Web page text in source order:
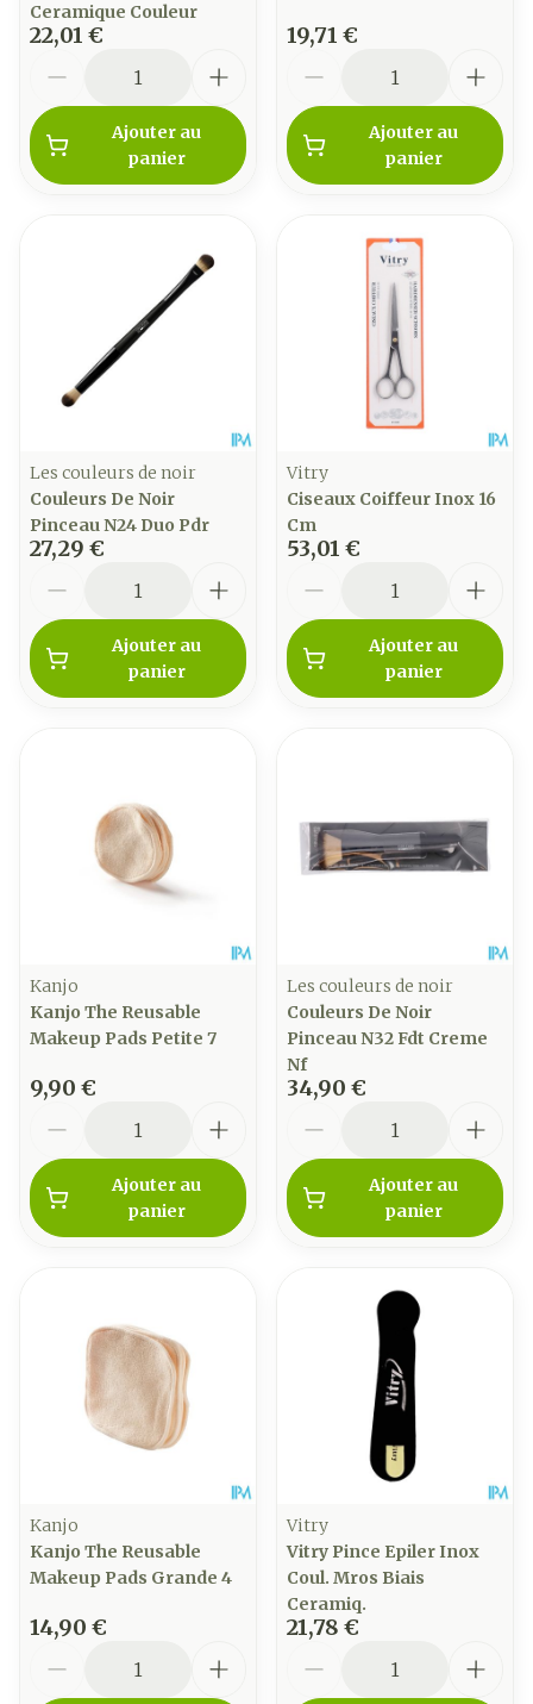
Ceramique Couleur
22,01 €
Ajouter au
panier
19,71 €
Ajouter au
panier
Les couleurs de noir
Couleurs De Noir
Pinceau N24 Duo Pdr
27,29 €
Ajouter au
panier
Vitry
Ciseaux Coiffeur Inox 16
Cm
53,01 €
Ajouter au
panier
Kanjo
Kanjo The Reusable
Makeup Pads Petite 7
9,90 €
Ajouter au
panier
Les couleurs de noir
Couleurs De Noir
Pinceau N32 Fdt Creme
Nf
34,90 €
Ajouter au
panier
Kanjo
Kanjo The Reusable
Makeup Pads Grande 4
14,90 €
Vitry
Vitry Pince Epiler Inox
Coul. Mros Biais
Ceramiq.
21,78 €